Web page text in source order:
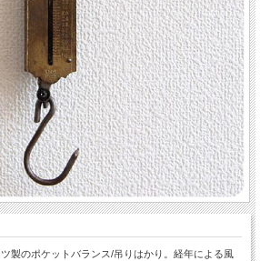
製のポケットバランス/吊りはかり。経年による風